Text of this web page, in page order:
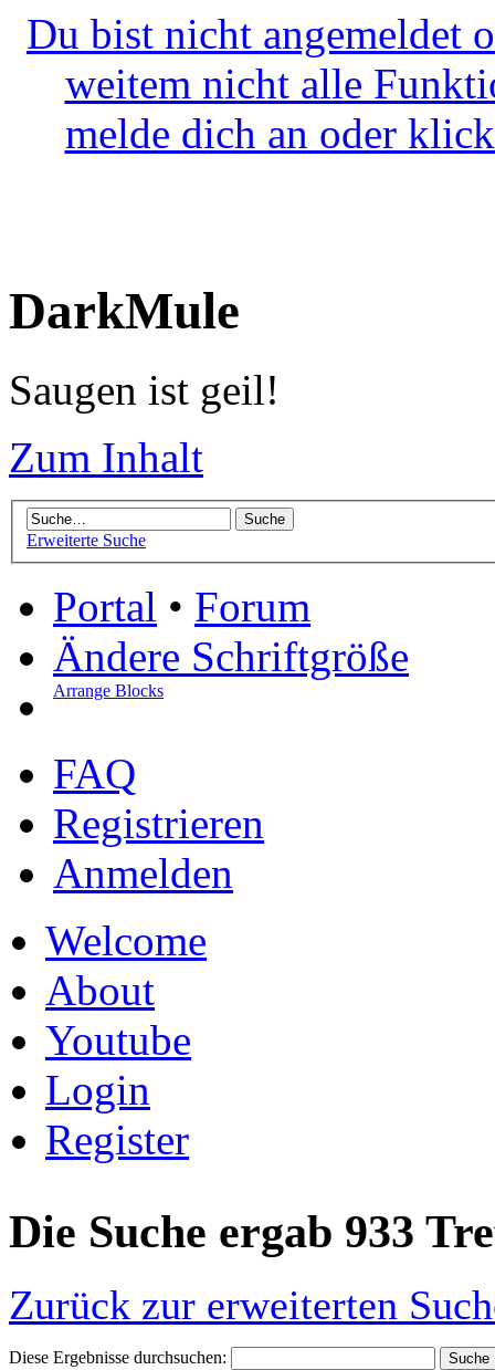
Du bist nicht angemeldet
weitem nicht alle
melde dich an oder
DarkMule
Saugen ist geil!
Zum Inhalt
Erweiterte Suche
Portal • Forum
Ändere Schriftgröße
Arrange Blocks
FAQ
Registrieren
Anmelden
Welcome
About
Youtube
Login
Register
Die Suche ergab 933
Zurück zur erweiterten
Diese Ergebnisse durchsuchen: